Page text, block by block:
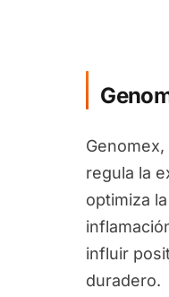
regula la
optimiza
influir
duradero.